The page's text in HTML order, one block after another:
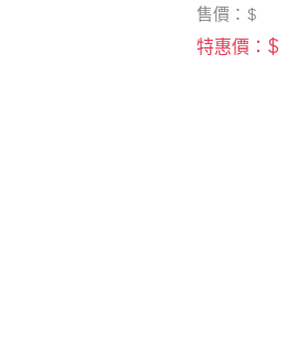
售價：$
特惠價： $